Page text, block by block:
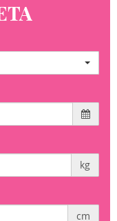
kg
cm